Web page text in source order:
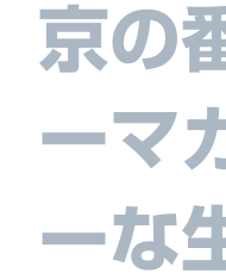
京の
ーマ
ーな